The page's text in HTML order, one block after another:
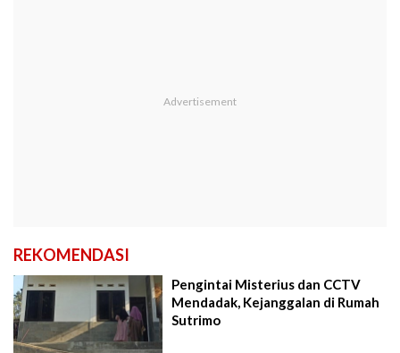
REKOMENDASI
Pengintai Misterius dan CCTV
Mendadak, Kejanggalan di Rumah
Sutrimo